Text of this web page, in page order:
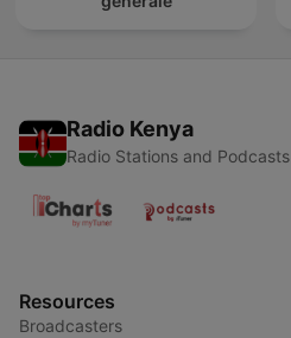
Radio Kenya
Radio Stations and Podcasts
Resources
Broadcasters